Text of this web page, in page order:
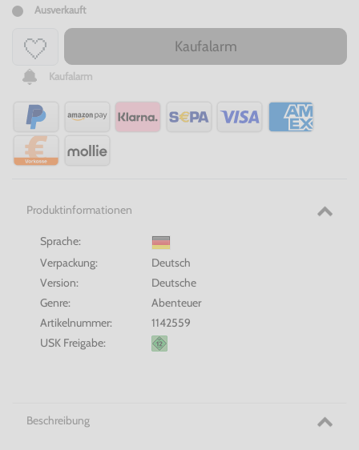
Ausverkauft
Kaufalarm
Kaufalarm
Produktinformationen
Sprache:
Verpackung:
Deutsch
Version:
Deutsche
Genre:
Abenteuer
Artikelnummer:
1142559
USK Freigabe:
Beschreibung